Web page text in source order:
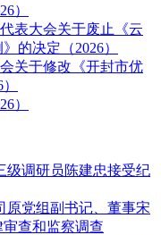
）
表大会关于废止《云
的决定（2026）
关于修改《开封市优
）
级调研员陈建忠接受纪
原党组副书记、董事宋
查和监察调查